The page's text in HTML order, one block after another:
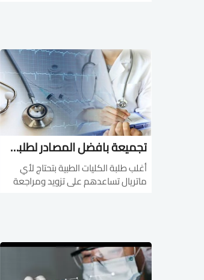
القصر القصر العيني .الكو...
تجميعة بافضل المصادر لطلبة طب وتمريض
أغلب طلبة الكليات الطبية بتحتاج لأي
ماتريال تساعدهم على تزويد ومراجعة